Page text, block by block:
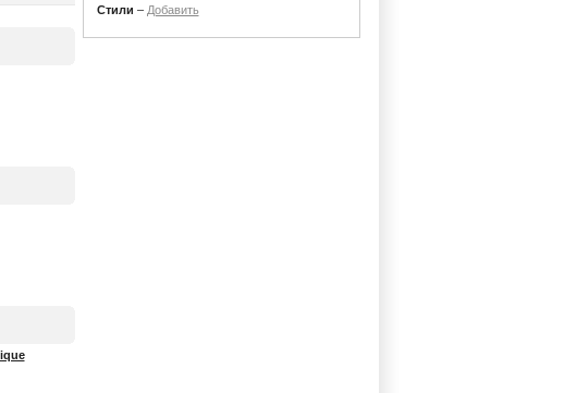
Стили – Добавить